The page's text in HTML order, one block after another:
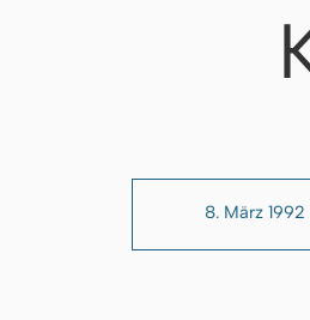
8. März 1992